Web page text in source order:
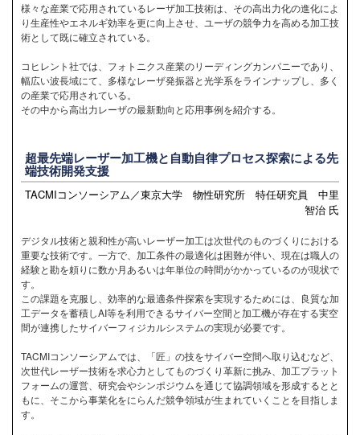
様々な産業で応用されているレーザ加工技術は、その高出力化の進化によ
り生産性やエネルギ効率を更に向上させ、ユーザの競争力を高める加工技
術として既に確立されている。
コヒレント社では、フォトニクス産業のリーディングカンパニーであり、
幅広い波長域にて、多様なレーザ発振器と光学系をラインナップし、多く
の産業で応用されている。
その中から高出力レーザの最新動向と応用事例を紹介する。
超最先端レーザー加工機と自動自律プロセス探索による先
端技術開発支援
TACMIコンソーシアム／東京大学 物性研究所 特任研究員 中里
智治 氏
デジタル技術と親和性が高いレーザー加工は次世代のものづくりにおける
重要な技術です。一方で、加工条件の最適化は困難が伴い、現在は職人の
経験と勘を頼りに数か月あるいは年単位の時間がかかっているのが現状で
す。
この課題を克服し、効率的な最適条件探索を実現するためには、良質な加
工データを蓄積しAI等を利用できるサイバー空間と加工機が存在する実空
間が連携したサイバーフィジカルシステムの実現が必要です。
TACMIコンソーシアムでは、「匠」の技をサイバー空間へ取り込むなど、
次世代レーザー技術を求心力としてものづくり革新に挑み、加工プラット
フォームの運営、研究会やシンポジウムを通じて協調領域を形成するとと
もに、そこから事業化をにらんだ競争領域が生まれていくことを目指しま
す。